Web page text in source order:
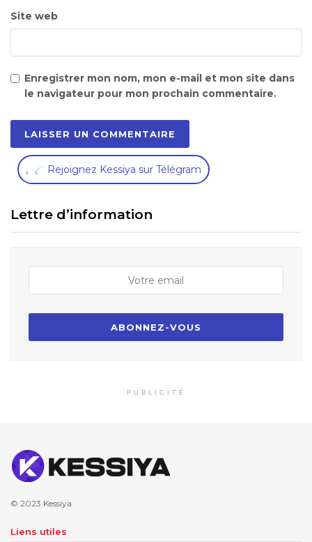
Site web
Enregistrer mon nom, mon e-mail et mon site dans
le navigateur pour mon prochain commentaire.
, Rejoignez Kessiya sur Télégram
Lettre d’information
PUBLICITÉ
© 2023 Kessiya
Liens utiles